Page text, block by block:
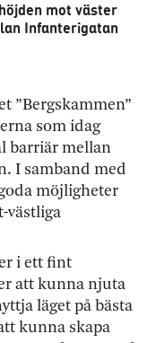
mot väster
Infanterigatan
”Bergskammen”
som idag
barriär mellan
I samband med
möjligheter
västliga
i ett fint
att kunna njuta
läget på bästa
kunna skapa